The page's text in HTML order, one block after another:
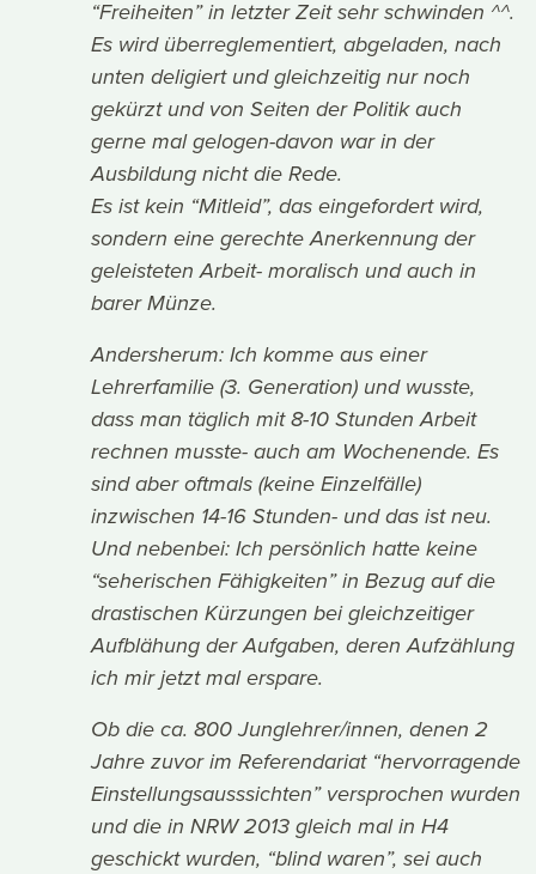
“Freiheiten” in letzter Zeit sehr schwinden ^^.
Es wird überreglementiert, abgeladen, nach
unten deligiert und gleichzeitig nur noch
gekürzt und von Seiten der Politik auch
gerne mal gelogen-davon war in der
Ausbildung nicht die Rede.
Es ist kein “Mitleid”, das eingefordert wird,
sondern eine gerechte Anerkennung der
geleisteten Arbeit- moralisch und auch in
barer Münze.
Andersherum: Ich komme aus einer
Lehrerfamilie (3. Generation) und wusste,
dass man täglich mit 8-10 Stunden Arbeit
rechnen musste- auch am Wochenende. Es
sind aber oftmals (keine Einzelfälle)
inzwischen 14-16 Stunden- und das ist neu.
Und nebenbei: Ich persönlich hatte keine
“seherischen Fähigkeiten” in Bezug auf die
drastischen Kürzungen bei gleichzeitiger
Aufblähung der Aufgaben, deren Aufzählung
ich mir jetzt mal erspare.
Ob die ca. 800 Junglehrer/innen, denen 2
Jahre zuvor im Referendariat “hervorragende
Einstellungsausssichten” versprochen wurden
und die in NRW 2013 gleich mal in H4
geschickt wurden, “blind waren”, sei auch